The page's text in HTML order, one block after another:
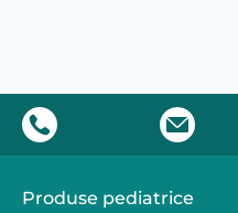
Produse pediatrice